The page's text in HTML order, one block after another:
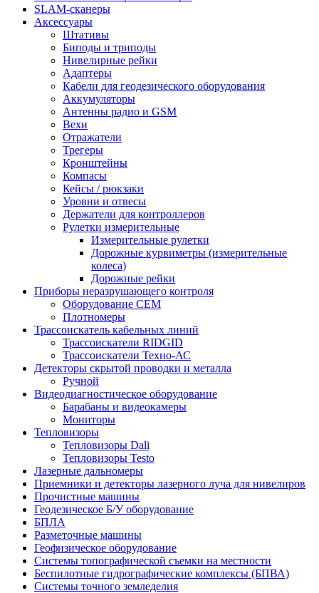
SLAM-сканеры
Аксессуары
Штативы
Биподы и триподы
Нивелирные рейки
Адаптеры
Кабели для геодезического оборудования
Аккумуляторы
Антенны радио и GSM
Вехи
Отражатели
Трегеры
Кронштейны
Компасы
Кейсы / рюкзаки
Уровни и отвесы
Держатели для контроллеров
Рулетки измерительные
Измерительные рулетки
Дорожные курвиметры (измерительные
колеса)
Дорожные рейки
Приборы неразрушающего контроля
Оборудование CEM
Плотномеры
Трассоискатель кабельных линий
Трассоискатели RIDGID
Трассоискатели Техно-АС
Детекторы скрытой проводки и металла
Ручной
Видеодиагностическое оборудование
Барабаны и видеокамеры
Мониторы
Тепловизоры
Тепловизоры Dali
Тепловизоры Testo
Лазерные дальномеры
Приемники и детекторы лазерного луча для нивелиров
Прочистные машины
Геодезическое Б/У оборудование
БПЛА
Разметочные машины
Геофизическое оборудование
Системы топографической съемки на местности
Беспилотные гидрографические комплексы (БПВА)
Системы точного земледелия